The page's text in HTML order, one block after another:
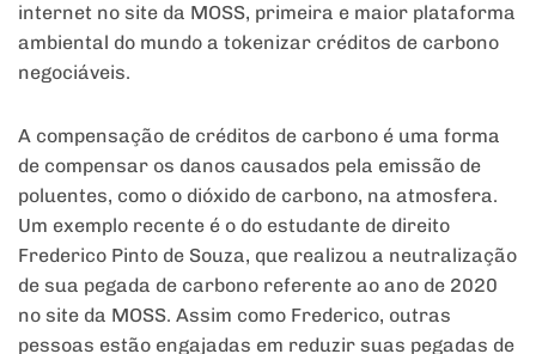
internet no site da MOSS, primeira e maior plataforma
ambiental do mundo a tokenizar créditos de carbono
negociáveis.
A compensação de créditos de carbono é uma forma
de compensar os danos causados pela emissão de
poluentes, como o dióxido de carbono, na atmosfera.
Um exemplo recente é o do estudante de direito
Frederico Pinto de Souza, que realizou a neutralização
de sua pegada de carbono referente ao ano de 2020
no site da MOSS. Assim como Frederico, outras
pessoas estão engajadas em reduzir suas pegadas de